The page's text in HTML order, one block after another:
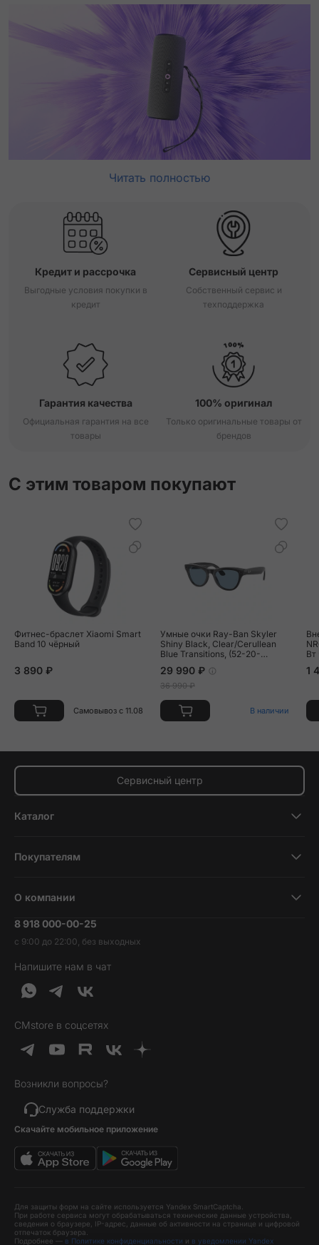
Читать полностью
Кредит и рассрочка
Выгодные условия покупки в
кредит
Сервисный центр
Собственный сервис и
техподдержка
Гарантия качества
Официальная гарантия на все
товары
100% оригинал
Только оригинальные товары от
брендов
С этим товаром покупают
Фитнес-браслет Xiaomi Smart
Band 10 чёрный
3 890 ₽
Самовывоз с 11.08
Умные очки Ray-Ban Skyler
Shiny Black, Clear/Cerullean
Blue Transitions, (52-20-
29 990 ₽
36 990 ₽
В наличии
Вт
1
Сервисный центр
Каталог
Планшеты
Наушники и колонки
Гаджеты
Услуги и софт
Идеи подарков
Товары дня
Выгодные комплекты
Хиты продаж
Уценка
Покупателям
Трейд-ин
Гарантия и возврат
Доставка и оплата
Кредит и рассрочка
О компании
Вакансии
Контакты
Обратная связь
О нас
8 918 000-00-25
с 9:00 до 22:00, без выходных
Напишите нам в чат
CMstore в соцсетях
Возникли вопросы?
Служба поддержки
Скачайте мобильное приложение
Для защиты форм на сайте используется Yandex SmartCaptcha.
При работе сервиса могут обрабатываться технические данные устройства,
сведения о браузере, IP-адрес, данные об активности на странице и цифровой
отпечаток браузера.
Подробнее — в Политике конфиденциальности и в уведомлении Yandex